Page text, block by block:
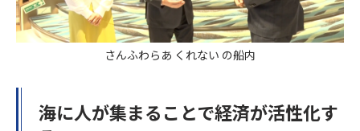
さんふわらあ くれない の船内
海に人が集まることで経済が活性化す